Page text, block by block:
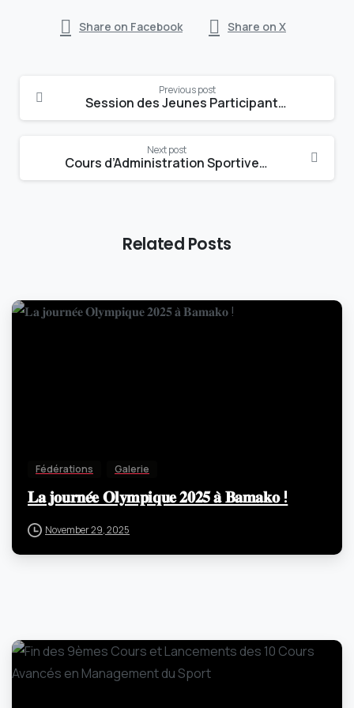
Share on Facebook Share on X
Reading
Previous post
Session des Jeunes Participants de l’ANOM : les jeunes mobilisés pour l’apprentissage de l’olympisme
Next post
Cours d’Administration Sportive : Session 2 de Bamako 100% femmes
Related Posts
Fédérations Galerie
𝐋𝐚 𝐣𝐨𝐮𝐫𝐧𝐞́𝐞 𝐎𝐥𝐲𝐦𝐩𝐢𝐪𝐮𝐞 𝟐𝟎𝟐𝟓 𝐚̀ 𝐁𝐚𝐦𝐚𝐤𝐨 !
November 29, 2025